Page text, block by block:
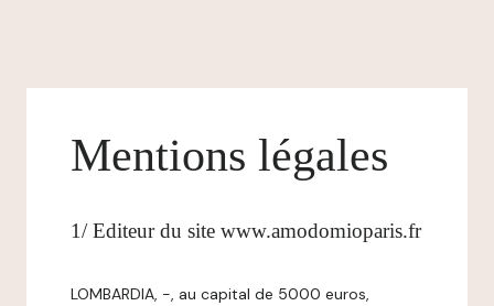
Mentions légales
1/ Editeur du site www.amodomioparis.fr
LOMBARDIA, -, au capital de 5000 euros,